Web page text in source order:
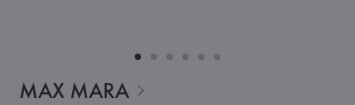
MAX MARA